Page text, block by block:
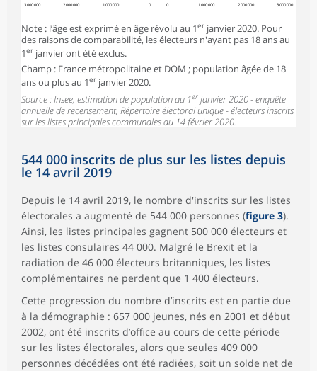
0 1 000 000 2 000 000 3 000 000
0
1 000 000
2 000 000
3 000 000
Note : l’âge est exprimé en âge révolu au 1er janvier 2020. Pour
des raisons de comparabilité, les électeurs n'ayant pas 18 ans au
1er janvier ont été exclus.
Champ : France métropolitaine et DOM ; population âgée de 18
ans ou plus au 1er janvier 2020.
Source : Insee, estimation de population au 1er janvier 2020 - enquête
annuelle de recensement, Répertoire électoral unique - électeurs inscrits
sur les listes principales communales au 14 février 2020.
544 000 inscrits de plus sur les listes depuis
le 14 avril 2019
Depuis le 14 avril 2019, le nombre d'inscrits sur les listes
électorales a augmenté de 544 000 personnes (figure 3).
Ainsi, les listes principales gagnent 500 000 électeurs et
les listes consulaires 44 000. Malgré le Brexit et la
radiation de 46 000 électeurs britanniques, les listes
complémentaires ne perdent que 1 400 électeurs.
Cette progression du nombre d’inscrits est en partie due
à la démographie : 657 000 jeunes, nés en 2001 et début
2002, ont été inscrits d’office au cours de cette période
sur les listes électorales, alors que seules 409 000
personnes décédées ont été radiées, soit un solde net de